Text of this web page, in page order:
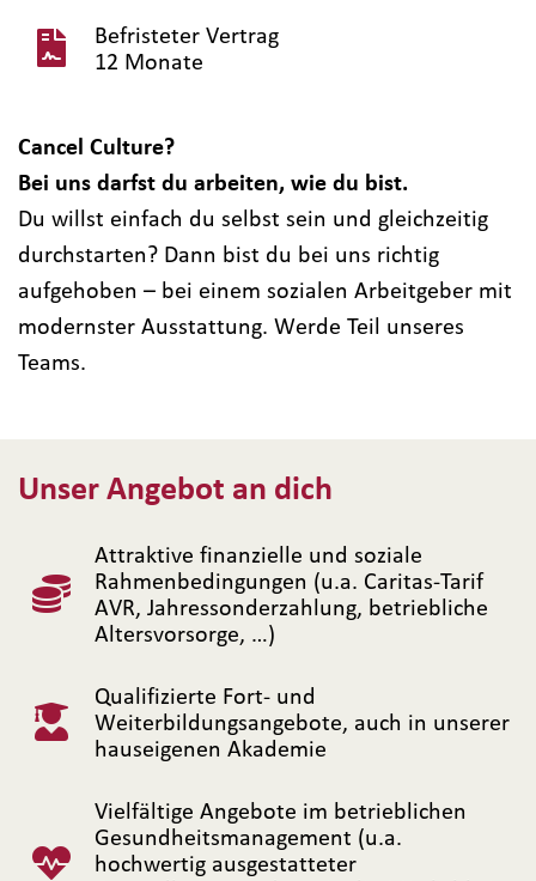
Befristeter Vertrag
12 Monate
Cancel Culture?
Bei uns darfst du arbeiten, wie du bist.
Du willst einfach du selbst sein und gleichzeitig
durchstarten? Dann bist du bei uns richtig
aufgehoben – bei einem sozialen Arbeitgeber mit
modernster Ausstattung. Werde Teil unseres
Teams.
Unser Angebot an dich
Attraktive finanzielle und soziale
Rahmenbedingungen (u.a. Caritas-Tarif
AVR, Jahressonderzahlung, betriebliche
Altersvorsorge, …)
Qualifizierte Fort- und
Weiterbildungsangebote, auch in unserer
hauseigenen Akademie
Vielfältige Angebote im betrieblichen
Gesundheitsmanagement (u.a.
hochwertig ausgestatteter